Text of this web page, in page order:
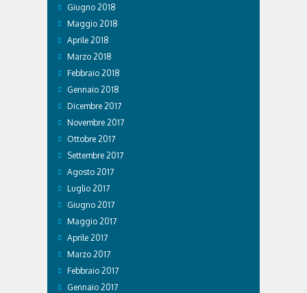
Giugno 2018
Maggio 2018
Aprile 2018
Marzo 2018
Febbraio 2018
Gennaio 2018
Dicembre 2017
Novembre 2017
Ottobre 2017
Settembre 2017
Agosto 2017
Luglio 2017
Giugno 2017
Maggio 2017
Aprile 2017
Marzo 2017
Febbraio 2017
Gennaio 2017